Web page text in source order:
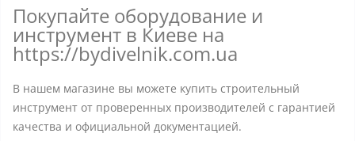
Покупайте оборудование и
инструмент в Киеве на
https://bydivelnik.com.ua
В нашем магазине вы можете купить строительный
инструмент от проверенных производителей с гарантией
качества и официальной документацией.